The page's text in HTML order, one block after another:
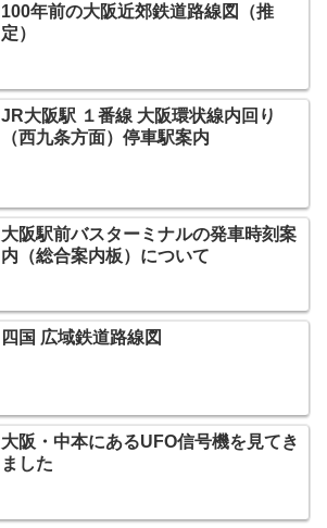
100年前の大阪近郊鉄道路線図（推
定）
JR大阪駅 １番線 大阪環状線内回り
（西九条方面）停車駅案内
大阪駅前バスターミナルの発車時刻案
内（総合案内板）について
四国 広域鉄道路線図
大阪・中本にあるUFO信号機を見てき
ました